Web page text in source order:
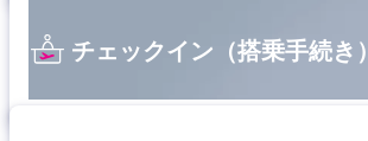
チェックイン（搭乗手続き）